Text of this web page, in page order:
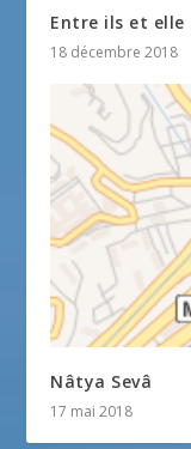
Entre ils et elle
18 décembre 2018
Nâtya Sevâ
17 mai 2018